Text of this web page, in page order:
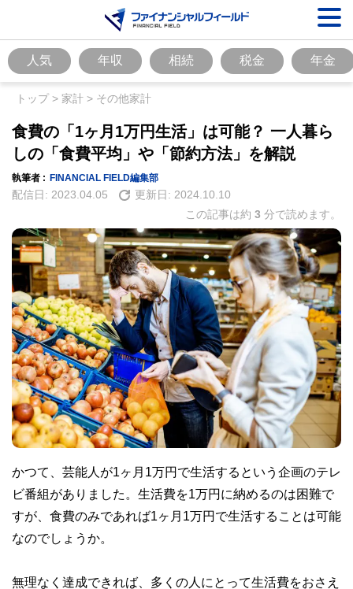
人気 年収 相続 税金 年金
トップ> 家計 > その他家計
食費の「1ヶ月1万円生活」は可能？ 一人暮ら
しの「食費平均」や「節約方法」を解説
執筆者 : FINANCIAL FIELD編集部
配信日: 2023.04.05 更新日: 2024.10.10
この記事は約 3 分で読めます。
かつて、芸能人が1ヶ月1万円で生活するという企画のテレ
ビ番組がありました。生活費を1万円に納めるのは困難で
すが、食費のみであれば1ヶ月1万円で生活することは可能
なのでしょうか。
無理なく達成できれば、多くの人にとって生活費をおさえ